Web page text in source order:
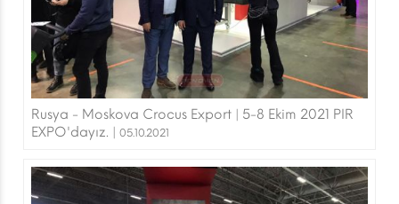
Rusya - Moskova Crocus Export | 5-8 Ekim 2021 PIR
EXPO'dayız. | 05.10.2021